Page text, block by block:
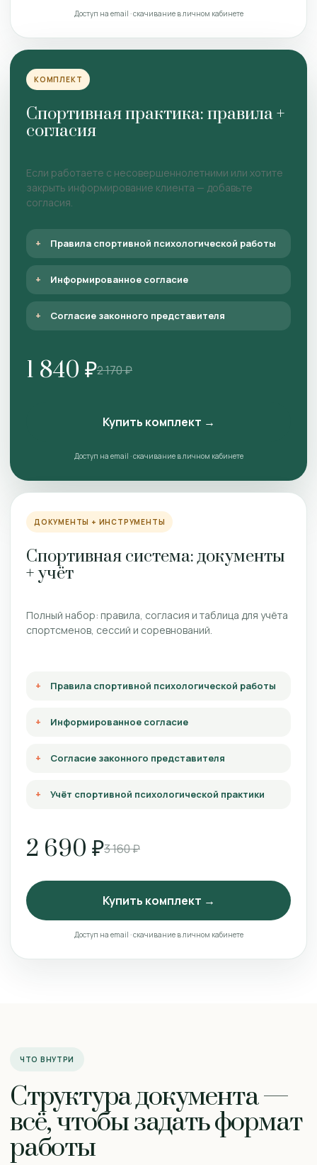
Доступ на email · скачивание в личном кабинете
КОМПЛЕКТ
Спортивная практика: правила +
согласия
Если работаете с несовершеннолетними или хотите
закрыть информирование клиента — добавьте
согласия.
Правила спортивной психологической работы
Информированное согласие
Согласие законного представителя
1 840 ₽2 170 ₽
Купить комплект →
Доступ на email · скачивание в личном кабинете
ДОКУМЕНТЫ + ИНСТРУМЕНТЫ
Спортивная система: документы
+ учёт
Полный набор: правила, согласия и таблица для учёта
спортсменов, сессий и соревнований.
Правила спортивной психологической работы
Информированное согласие
Согласие законного представителя
Учёт спортивной психологической практики
2 690 ₽3 160 ₽
Купить комплект →
Доступ на email · скачивание в личном кабинете
ЧТО ВНУТРИ
Структура документа —
всё, чтобы задать формат
работы